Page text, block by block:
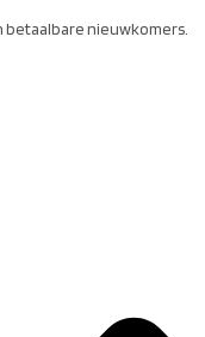
betaalbare nieuwkomers.